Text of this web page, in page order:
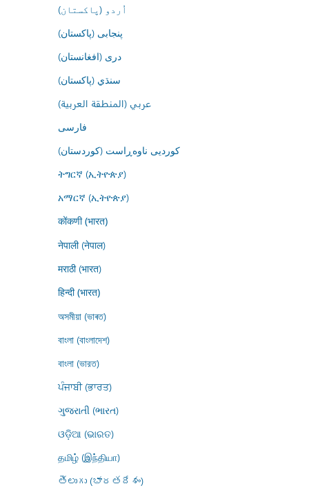
اُردو (پاکستان)
پنجابی (پاکستان)
درى (افغانستان)
سنڌي (پاکستان)
عربي (المنطقة العربية)
فارسى
کوردیی ناوەڕاست (کوردستان)
ትግርኛ (ኢትዮጵያ)
አማርኛ (ኢትዮጵያ)
कोंकणी (भारत)
नेपाली (नेपाल)
मराठी (भारत)
हिन्दी (भारत)
অসমীয়া (ভাৰত)
বাংলা (বাংলাদেশ)
বাংলা (ভারত)
ਪੰਜਾਬੀ (ਭਾਰਤ)
ગુજરાતી (ભારત)
ଓଡ଼ିଆ (ଭାରତ)
தமிழ் (இந்தியா)
తెలుగు (భారతదేశం)